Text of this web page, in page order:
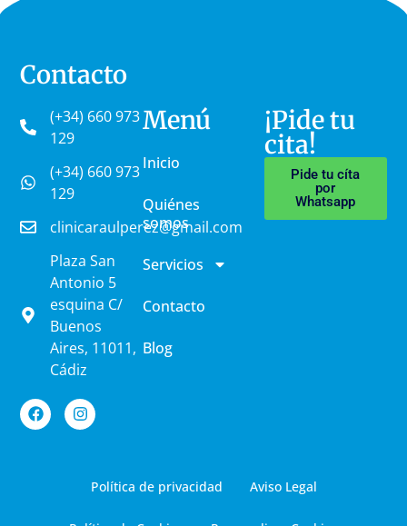
Contacto
(+34) 660 973
129
(+34) 660 973
129
clinicaraulperez@gmail.com
Plaza San
Antonio 5
esquina C/
Buenos
Aires, 11011,
Cádiz
Menú
Inicio
Quiénes
somos
Servicios
Contacto
Blog
¡Pide tu
cita!
Pide tu cíta
por
Whatsapp
Política de privacidad Aviso Legal